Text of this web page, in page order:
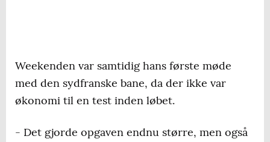
Weekenden var samtidig hans første møde
med den sydfranske bane, da der ikke var
økonomi til en test inden løbet.
- Det gjorde opgaven endnu større, men også